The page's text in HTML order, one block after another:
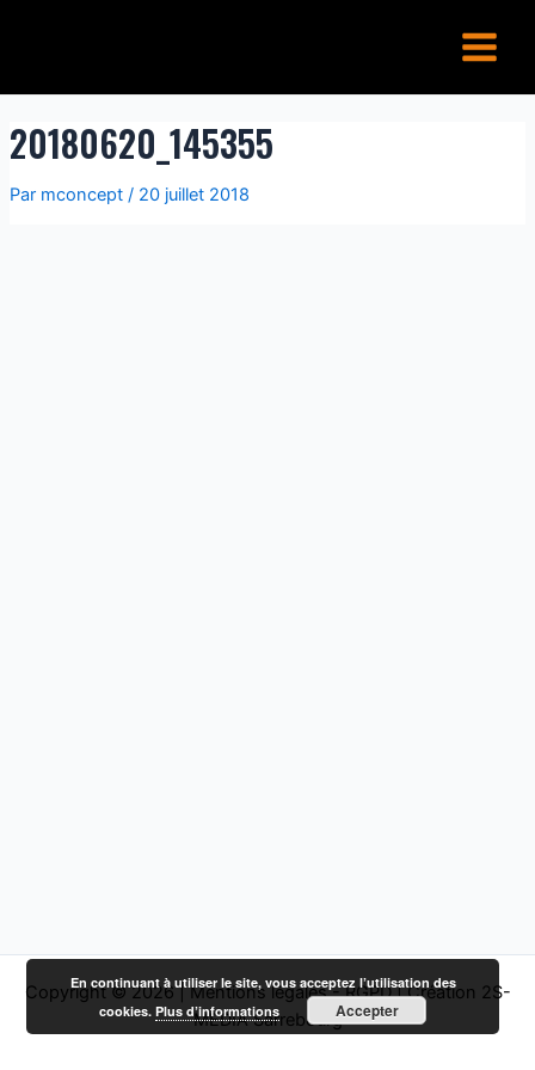
Menu
20180620_145355
Par mconcept / 20 juillet 2018
Copyright © 2026 |Mentions légales - RGPD|Création 2S-
MEDIA Sarrebourg
En continuant à utiliser le site, vous acceptez l’utilisation des
cookies.Plus d’informations Accepter